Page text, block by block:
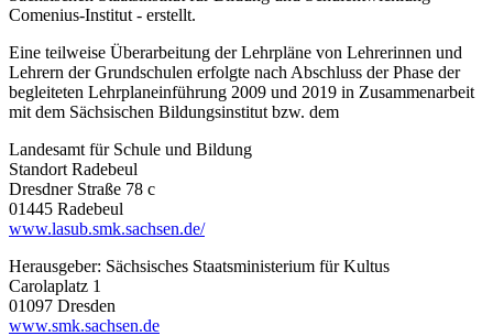
Comenius-Institut - erstellt.
Eine teilweise Überarbeitung der Lehrpläne von Lehrerinnen und
Lehrern der Grundschulen erfolgte nach Abschluss der Phase der
begleiteten Lehrplaneinführung 2009 und 2019 in Zusammenarbeit
mit dem Sächsischen Bildungsinstitut bzw. dem
Landesamt für Schule und Bildung
Standort Radebeul
Dresdner Straße 78 c
01445 Radebeul
www.lasub.smk.sachsen.de/
Herausgeber: Sächsisches Staatsministerium für Kultus
Carolaplatz 1
01097 Dresden
www.smk.sachsen.de